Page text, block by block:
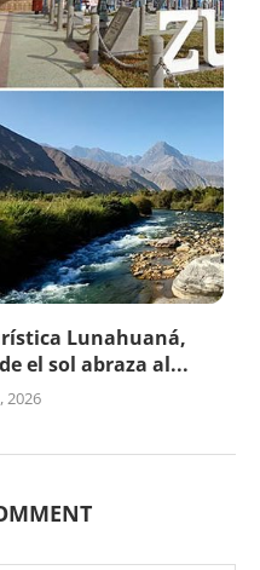
Lunahuaná,
el sol abraza al...
2026